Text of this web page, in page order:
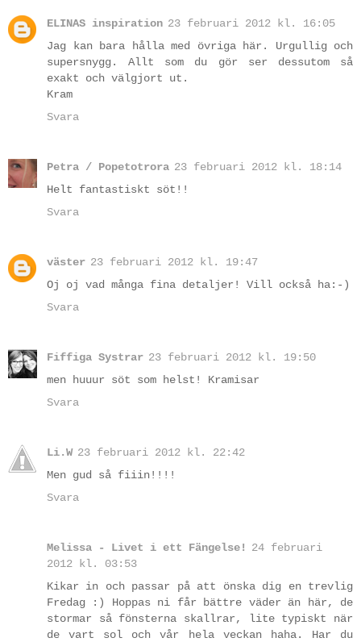
ELINAS inspiration 23 februari 2012 kl. 16:05
Jag kan bara hålla med övriga här. Urgullig och
supersnygg. Allt som du gör ser dessutom så
exakt och välgjort ut.
Kram
Svara
Petra / Popetotrora 23 februari 2012 kl. 18:14
Helt fantastiskt söt!!
Svara
väster 23 februari 2012 kl. 19:47
Oj oj vad många fina detaljer! Vill också ha:-)
Svara
Fiffiga Systrar 23 februari 2012 kl. 19:50
men huuur söt som helst! Kramisar
Svara
Li.W 23 februari 2012 kl. 22:42
Men gud så fiiin!!!!
Svara
Melissa - Livet i ett Fängelse!
24 februari
2012 kl. 03:53
Kikar in och passar på att önska dig en trevlig
Fredag :) Hoppas ni får bättre väder än här, de
stormar så fönsterna skallrar, lite typiskt när
de vart sol och vår hela veckan haha. Har du